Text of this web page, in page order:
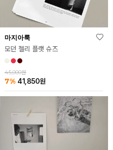
마지아룩
모던 젤리 플랫 슈즈
45,000원
7% 41,850원